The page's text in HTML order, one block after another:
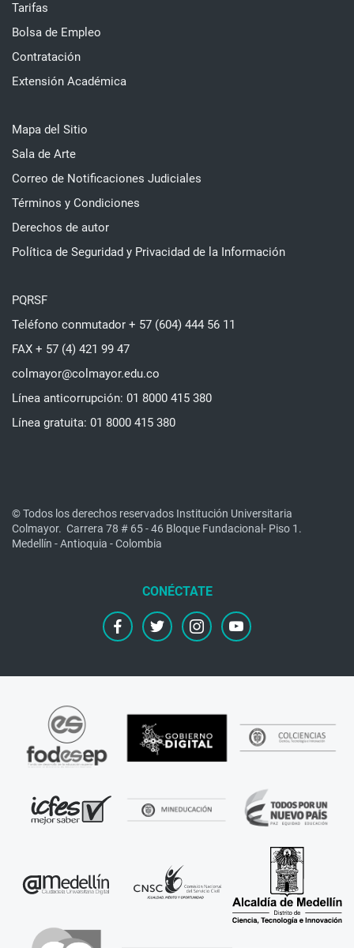
Tarifas
Bolsa de Empleo
Contratación
Extensión Académica
Mapa del Sitio
Sala de Arte
Correo de Notificaciones Judiciales
Términos y Condiciones
Derechos de autor
Política de Seguridad y Privacidad de la Información
PQRSF
Teléfono conmutador + 57 (604) 444 56 11
FAX + 57 (4) 421 99 47
colmayor@colmayor.edu.co
Línea anticorrupción: 01 8000 415 380
Línea gratuita: 01 8000 415 380
© Todos los derechos reservados Institución Universitaria
Colmayor. Carrera 78 # 65 - 46 Bloque Fundacional- Piso 1.
Medellín - Antioquia - Colombia